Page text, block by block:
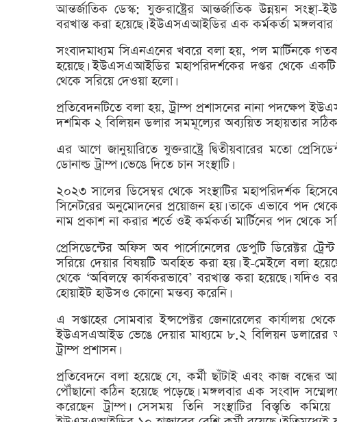
আন্তর্জাতিক ডেস্ক: যুক্তরাষ্ট্রের আন্তর্জাতিক উন্নয়ন
বরখাস্ত করা হয়েছে। ইউএসএআইডির এক কর্মকর্তা মঙ্গলবার
সংবাদমাধ্যম সিএনএনের খবরে বলা হয়, পল মার্টিনকে
হয়েছে। ইউএসএআইডির মহাপরিদর্শকের দপ্তর থেকে
থেকে সরিয়ে দেওয়া হলো।
প্রতিবেদনটিতে বলা হয়, ট্রাম্প প্রশাসনের নানা পদক্ষেপ
দশমিক ২ বিলিয়ন ডলার সমমূল্যের অব্যয়িত সহায়তার
এর আগে জানুয়ারিতে যুক্তরাষ্ট্রে দ্বিতীয়বারের মতো
ডোনাল্ড ট্রাম্প। ভেঙে দিতে চান সংস্থাটি।
২০২৩ সালের ডিসেম্বর থেকে সংস্থাটির মহাপরিদর্শক
সিনেটরের অনুমোদনের প্রয়োজন হয়। তাকে এভাবে পদ
নাম প্রকাশ না করার শর্তে ওই কর্মকর্তা মার্টিনের পদ থেকে
প্রেসিডেন্টের অফিস অব পার্সোনেলের ডেপুটি ডিরেক্টর
সরিয়ে দেয়ার বিষয়টি অবহিত করা হয়। ই-মেইলে বলা
থেকে ‘অবিলম্বে কার্যকরভাবে’ বরখাস্ত করা হয়েছে।
হোয়াইট হাউসও কোনো মন্তব্য করেনি।
এ সপ্তাহের সোমবার ইন্সপেক্টর জেনারেলের কার্যালয়
ইউএসএআইড ভেঙে দেয়ার মাধ্যমে ৮.২ বিলিয়ন ডলারের
ট্রাম্প প্রশাসন।
প্রতিবেদনে বলা হয়েছে যে, কর্মী ছাঁটাই এবং কাজ বন্ধের
পৌঁছানো কঠিন হয়েছে পড়েছে। মঙ্গলবার এক সংবাদ
করেছেন ট্রাম্প। সেসময় তিনি সংস্থাটির বিস্তৃতি